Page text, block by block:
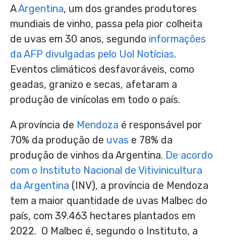
AArgentina, um dos grandes produtores
mundiais de vinho, passa pela pior colheita
de uvas em 30 anos, segundo informações
da AFP divulgadas pelo Uol Notícias.
Eventos climáticos desfavoráveis, como
geadas, granizo e secas, afetaram a
produção de vinícolas em todo o país.
A província de Mendoza é responsável por
70% da produção de uvas e 78% da
produção de vinhos da Argentina. De acordo
com o Instituto Nacional de Vitivinicultura
da Argentina (INV), a província de Mendoza
tem a maior quantidade de uvas Malbec do
país, com 39.463 hectares plantados em
2022. O Malbec é, segundo o Instituto, a